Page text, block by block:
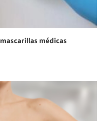
médicas